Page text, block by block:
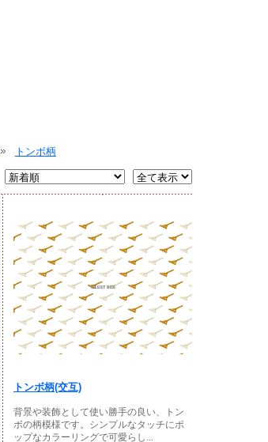
トンボ柄
トンボ柄(交互)
背景や装飾として使い勝手の良い、トン
ボの柄模様です。シンプルなタッチにポ
ップなカラーリングで可愛らし...